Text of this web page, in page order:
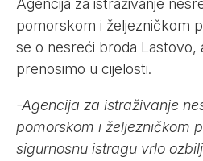
Agencija za istraživanje
pomorskom i željezničkom
se o nesreći broda Lastovo,
prenosimo u cijelosti.
-Agencija za istraživanje
pomorskom i željezničkom
sigurnosnu istragu vrlo